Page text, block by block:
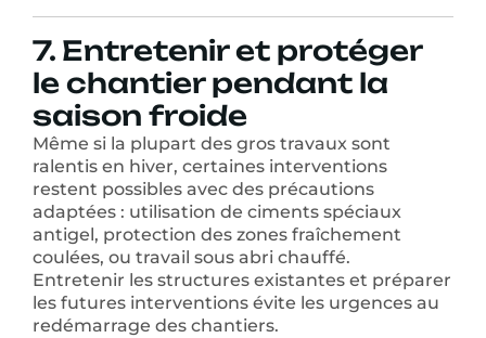
7. Entretenir et protéger
le chantier pendant la
saison froide
Même si la plupart des gros travaux sont
ralentis en hiver, certaines interventions
restent possibles avec des précautions
adaptées : utilisation de ciments spéciaux
antigel, protection des zones fraîchement
coulées, ou travail sous abri chauffé.
Entretenir les structures existantes et préparer
les futures interventions évite les urgences au
redémarrage des chantiers.